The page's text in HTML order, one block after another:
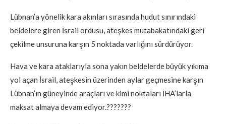
Lübnan’a yönelik kara akınları sırasında hudut sınırındaki
beldelere giren İsrail ordusu, ateşkes mutabakatındaki geri
çekilme unsuruna karşın 5 noktada varlığını sürdürüyor.
Hava ve kara ataklarıyla sona yakın beldelerde büyük yıkıma
yol açan İsrail, ateşkesin üzerinden aylar geçmesine karşın
Lübnan’ın güneyinde araçları ve kimi noktaları İHA’larla
maksat almaya devam ediyor.???????